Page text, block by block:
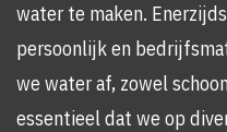
water te maken.
persoonlijk en
we water af, zowel
essentieel dat we op